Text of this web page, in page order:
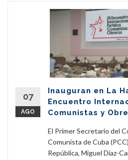
07
AGO
Inauguran en La
Encuentro
Comunistas y
El Primer Secretario del
Comunista de Cuba
República, Miguel Díaz-